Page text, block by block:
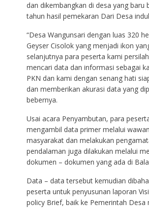
dan dikembangkan di desa yang baru
tahun hasil pemekaran Dari Desa
“Desa Wangunsari dengan luas 320
Geyser Cisolok yang menjadi ikon
selanjutnya para peserta kami
mencari data dan informasi sebagai
PKN dan kami dengan senang hati
dan memberikan akurasi data yang
bebernya.
Usai acara Penyambutan, para
mengambil data primer melalui
masyarakat dan melakukan
pendalaman juga dilakukan melalui
dokumen – dokumen yang ada di
Data – data tersebut kemudian
peserta untuk penyusunan laporan
policy Brief, baik ke Pemerintah Desa